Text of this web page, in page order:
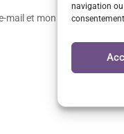
navigation ou
mail et mon site dans le